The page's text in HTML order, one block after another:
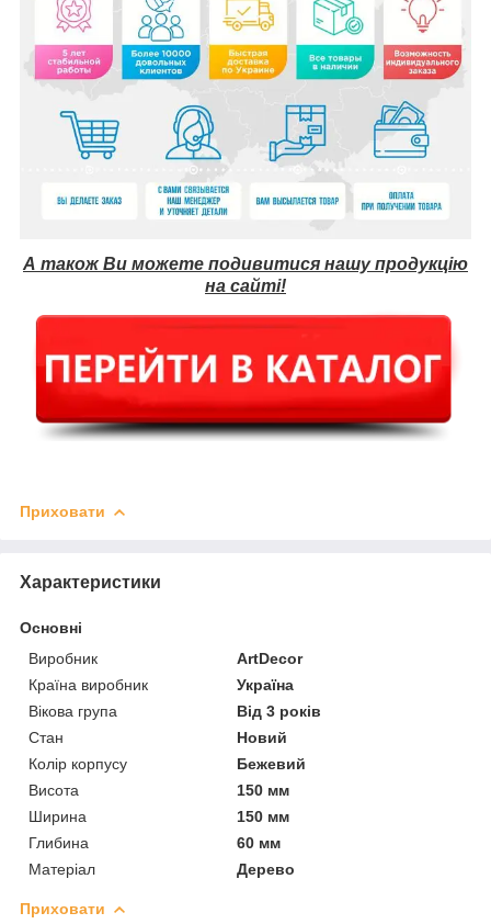
А також Ви можете подивитися нашу продукцію
на сайті!
Приховати
Характеристики
Основні
Виробник
ArtDecor
Країна виробник
Україна
Вікова група
Від 3 років
Стан
Новий
Колір корпусу
Бежевий
Висота
150 мм
Ширина
150 мм
Глибина
60 мм
Матеріал
Дерево
Приховати